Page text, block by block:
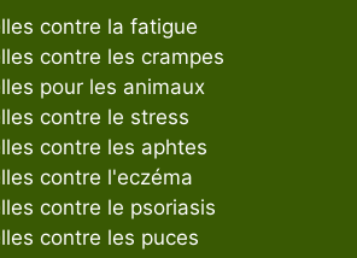
contre la fatigue
contre les crampes
pour les animaux
contre le stress
contre les aphtes
contre l'eczéma
contre le psoriasis
contre les puces